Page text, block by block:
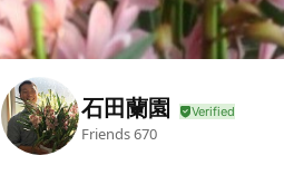
石田蘭園
Friends670